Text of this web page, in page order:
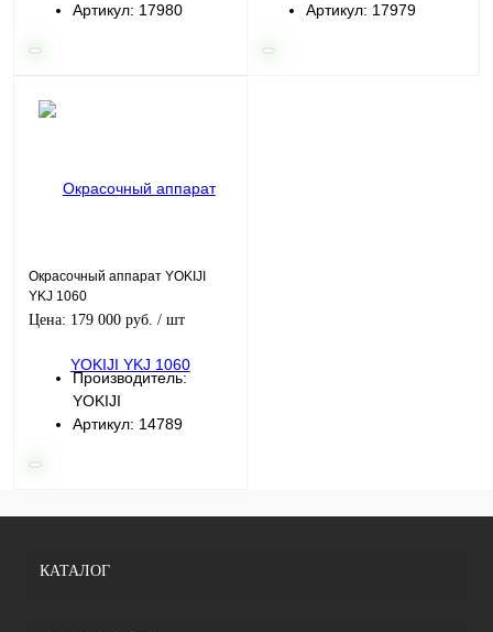
Артикул: 17980
Артикул: 17979
Окрасочный аппарат YOKIJI
YKJ 1060
Цена: 179 000 руб. / шт
Производитель:
YOKIJI
Артикул: 14789
КАТАЛОГ